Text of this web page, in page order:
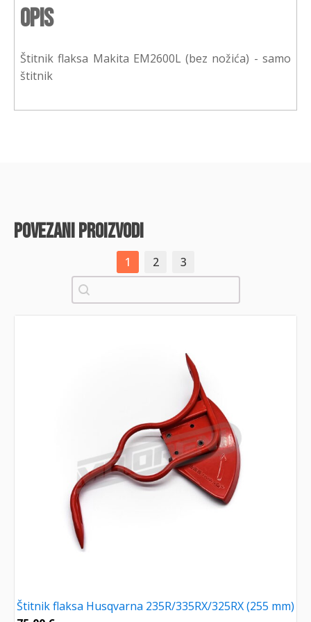
Opis
Štitnik flaksa Makita EM2600L (bez nožića) - samo
štitnik
povezani proizvodi
1 2
3
Pretraži
Štitnik flaksa Husqvarna 235R/335RX/325RX (255 mm)